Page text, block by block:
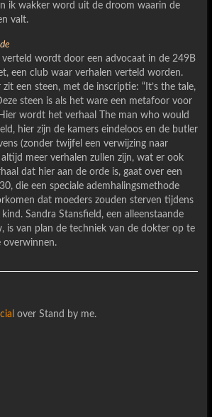
ik wakker word uit de droom waarin de
valt.
wordt door een advocaat in de 249B
een club waar verhalen verteld worden.
een steen, met de inscriptie: “It’s the tale,
steen is als het ware een metafoor voor
wordt het verhaal The man who would
hier zijn de kamers eindeloos en de butler
(zonder twijfel een verwijzing naar
meer verhalen zullen zijn, wat er ook
dat hier aan de orde is, gaat over een
die een speciale ademhalingsmethode
dat moeders zouden sterven tijdens
Sandra Stansfield, een alleenstaande
is van plan de techniek van de dokter op te
overwinnen.
over Stand by me.